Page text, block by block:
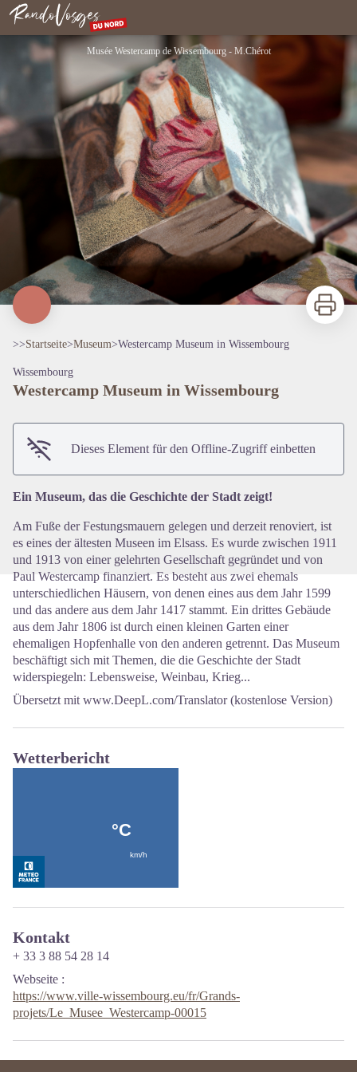
Nordvogesen
Westercamp Museum in Wissembourg
Musée Westercamp de Wissembourg - M.Chérot
View picture in full screen
Zu
>>Startseite>Museum>Westercamp Museum in Wissembourg
Wissembourg
Westercamp Museum in Wissembourg
Dieses Element für den Offline-Zugriff einbetten
Ein Museum, das die Geschichte der Stadt zeigt!
Am Fuße der Festungsmauern gelegen und derzeit renoviert, ist
es eines der ältesten Museen im Elsass. Es wurde zwischen 1911
und 1913 von einer gelehrten Gesellschaft gegründet und von
Paul Westercamp finanziert. Es besteht aus zwei ehemals
unterschiedlichen Häusern, von denen eines aus dem Jahr 1599
und das andere aus dem Jahr 1417 stammt. Ein drittes Gebäude
aus dem Jahr 1806 ist durch einen kleinen Garten einer
ehemaligen Hopfenhalle von den anderen getrennt. Das Museum
beschäftigt sich mit Themen, die die Geschichte der Stadt
widerspiegeln: Lebensweise, Weinbau, Krieg...
Übersetzt mit www.DeepL.com/Translator (kostenlose Version)
Wetterbericht
Kontakt
+ 33 3 88 54 28 14
Webseite :
https://www.ville-wissembourg.eu/fr/Grands-
projets/Le_Musee_Westercamp-00015